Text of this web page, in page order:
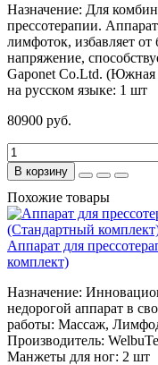
Назначение: Для
прессотерапии.
лимфоток, избавляет
напряжение,
Gaponet Co.Ltd. (Южная
на русском языке: 1 шт
80900 руб.
В корзину
Похожие товары
Аппарат для
комплект)
Назначение:
недорогой аппарат в
работы: Массаж,
Производитель:
Манжеты для ног: 2 шт